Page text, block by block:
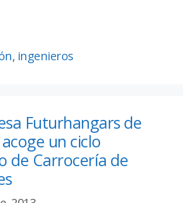
, ingenieros
Futurhangars de
un ciclo
de Carrocería de